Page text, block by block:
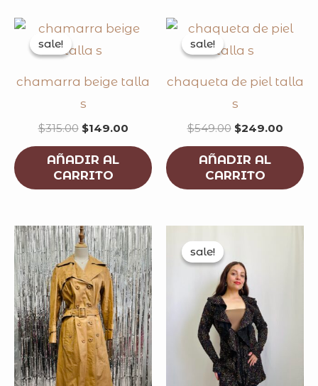
sale!
sale!
chamarra beige talla
s
$315.00
original
price
was:
$149.00
current
price
AÑADIR AL
CARRITO
sale!
sale!
chaqueta de piel talla
s
$549.00
original
price
was:
$249.00
price
AÑADIR AL
CARRITO
sale!
sale!
was:
$315.00.